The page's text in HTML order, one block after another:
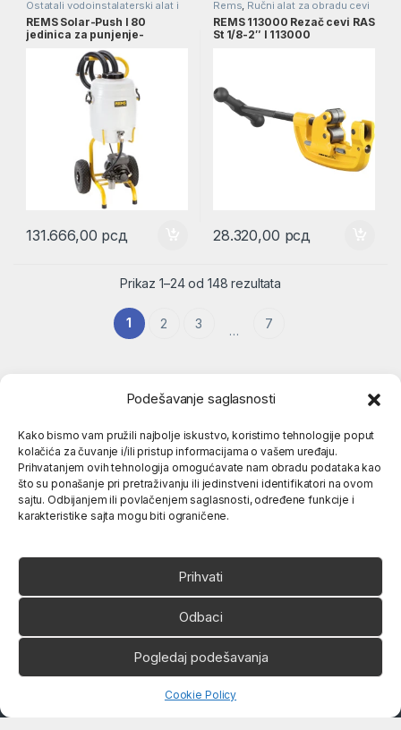
Podešavanje saglasnosti
Kako bismo vam pružili najbolje iskustvo, koristimo tehnologije poput
kolačića za čuvanje i/ili pristup informacijama o vašem uređaju.
Prihvatanjem ovih tehnologija omogućavate nam obradu podataka kao
što su ponašanje pri pretraživanju ili jedinstveni identifikatori na ovom
sajtu. Odbijanjem ili povlačenjem saglasnosti, određene funkcije i
karakteristike sajta mogu biti ograničene.
Prihvati
Odbaci
Pogledaj podešavanja
Cookie Policy
Ostatali vodoinstalaterski alat i
pribor, Rems Vodoinstalaterski
alat
REMS Solar-Push l 80
jedinica za punjenje-
sistema l 115311
131.666,00 рсд
Rems, Ručni alat za obradu cevi
REMS 113000 Rezač cevi RAS
St 1/8-2″ l 113000
28.320,00 рсд
Prikaz 1–24 od 148 rezultata
1 2 3 … 7
Popularne kategorije
O nama
Ukoliko imate neko pitanje,
slobodno nas pozovite
066 80 81 263